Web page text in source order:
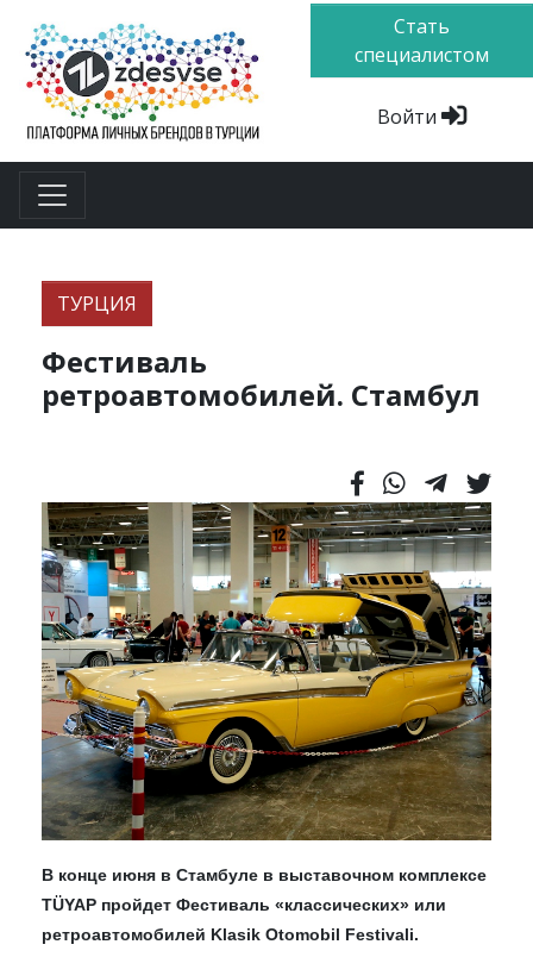
Стать
специалистом
Войти
ТУРЦИЯ
Фестиваль
ретроавтомобилей. Стамбул
В конце июня в Стамбуле в выставочном комплексе
TÜYAP пройдет Фестиваль «классических» или
ретроавтомобилей Klasik Otomobil Festivali.